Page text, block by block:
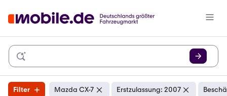
Filter Mazda CX-7 Erstzulassung: 2007